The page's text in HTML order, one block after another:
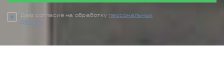
Даю согласие на обработку персональных
данных